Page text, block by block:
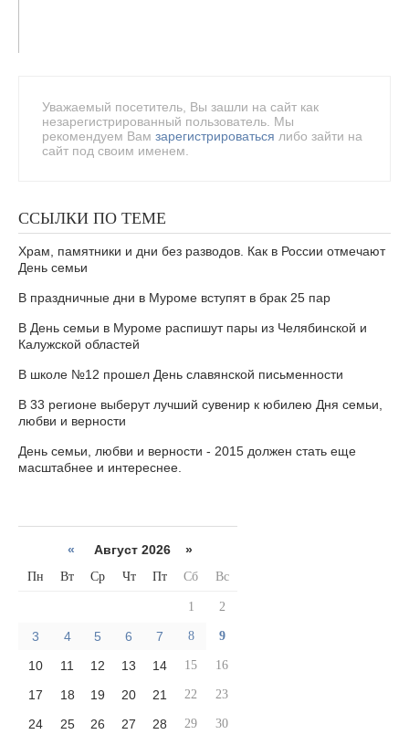
Уважаемый посетитель, Вы зашли на сайт как
незарегистрированный пользователь. Мы
рекомендуем Вам зарегистрироваться либо зайти на
сайт под своим именем.
ССЫЛКИ ПО ТЕМЕ
Храм, памятники и дни без разводов. Как в России отмечают
День семьи
В праздничные дни в Муроме вступят в брак 25 пар
В День семьи в Муроме распишут пары из Челябинской и
Калужской областей
В школе №12 прошел День славянской письменности
В 33 регионе выберут лучший сувенир к юбилею Дня семьи,
любви и верности
День семьи, любви и верности - 2015 должен стать еще
масштабнее и интереснее.
« Август 2026 »
Пн Вт Ср Чт Пт Сб Вс
1 2
3 4 5 6 7 8 9
10 11 12 13 14 15 16
17 18 19 20 21 22 23
24 25 26 27 28 29 30